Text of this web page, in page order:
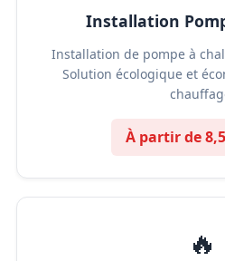
Installation
Installation de pompe à
Solution écologique et
À partir de
🔥